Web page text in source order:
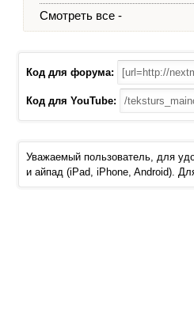
Смотреть все -
Код для форума:
Код для YouTube:
Уважаемый пользователь, для
и айпад (iPad, iPhone, Android).